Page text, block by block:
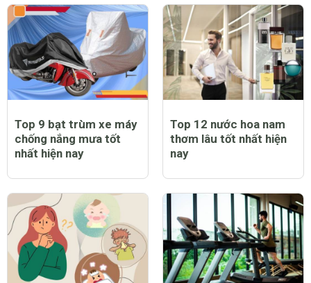
Trẻ bị sốt có tiêm
phòng sởi được không
và lưu ý dành cho cha
mẹ
Trẻ bị sởi có ngứa
không và lời giải đáp
đầy bất ngờ
Top 9 bạt trùm xe máy
chống nắng mưa tốt
nhất hiện nay
Top 12 nước hoa nam
thơm lâu tốt nhất hiện
nay